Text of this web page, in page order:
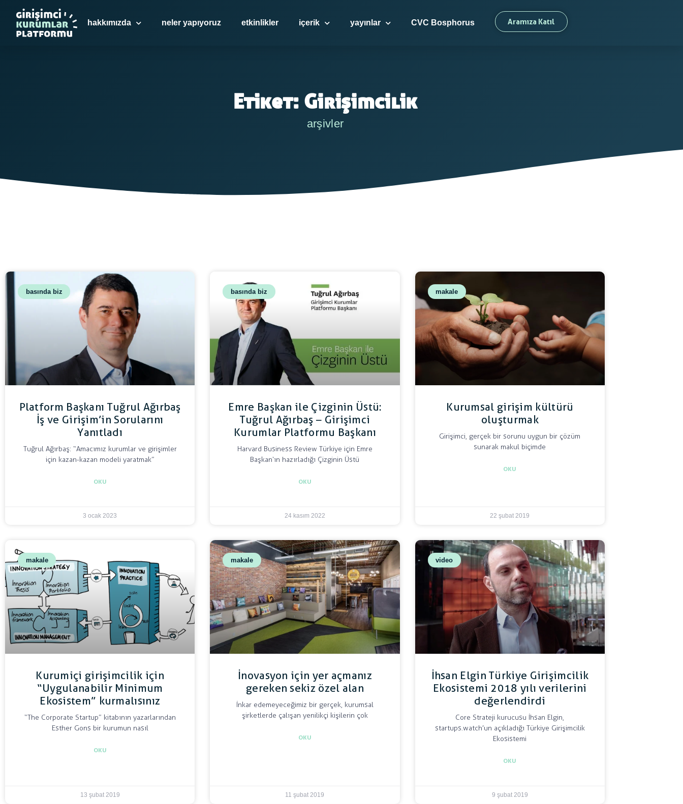
hakkımızda neler yapıyoruz etkinlikler içerik yayınlar CVC Bosphorus Aramıza Katıl
Etiket: Girişimcilik
arşivler
basında biz
Platform Başkanı Tuğrul Ağırbaş
İş ve Girişim’in Sorularını
Yanıtladı
Tuğrul Ağırbaş: “Amacımız kurumlar ve girişimler
için kazan-kazan modeli yaratmak”
OKU
3 ocak 2023
basında biz
Emre Başkan ile Çizginin Üstü:
Tuğrul Ağırbaş – Girişimci
Kurumlar Platformu Başkanı
Harvard Business Review Türkiye için Emre
Başkan‘ın hazırladığı Çizginin Üstü
OKU
24 kasım 2022
makale
Kurumsal girişim kültürü
oluşturmak
Girişimci, gerçek bir sorunu uygun bir çözüm
sunarak makul biçimde
OKU
22 şubat 2019
makale
Kurumiçi girişimcilik için
“Uygulanabilir Minimum
Ekosistem” kurmalısınız
“The Corporate Startup” kitabının yazarlarından
Esther Gons bir kurumun nasıl
OKU
13 şubat 2019
makale
İnovasyon için yer açmanız
gereken sekiz özel alan
İnkar edemeyeceğimiz bir gerçek, kurumsal
şirketlerde çalışan yenilikçi kişilerin çok
OKU
11 şubat 2019
video
İhsan Elgin Türkiye Girişimcilik
Ekosistemi 2018 yılı verilerini
değerlendirdi
Core Strateji kurucusu İhsan Elgin,
startups.watch’un açıkladığı Türkiye Girişimcilik
Ekosistemi
OKU
9 şubat 2019